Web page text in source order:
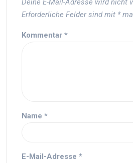
Deine E-Mail-Adresse wird nicht
Erforderliche Felder sind mit *
Kommentar *
Name *
E-Mail-Adresse *